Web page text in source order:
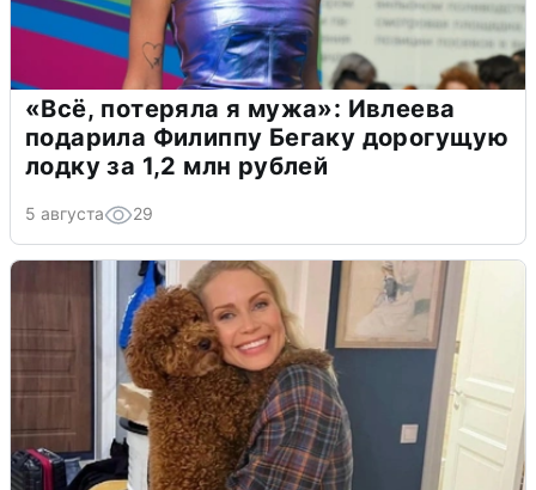
«Всё, потеряла я мужа»: Ивлеева
подарила Филиппу Бегаку дорогущую
лодку за 1,2 млн рублей
5 августа 29